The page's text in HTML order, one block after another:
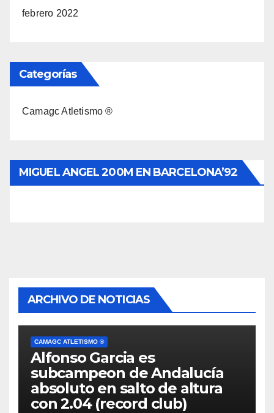
febrero 2022
Categorías
Camagc Atletismo ®
MIGUEL ANGEL 200M EN BARCELONA’92
ARCHIVO DE NOTICIAS
CAMAGC ATLETISMO ®
Alfonso Garcia es
subcampeon de Andalucía
absoluto en salto de altura
con 2.04 (record club)